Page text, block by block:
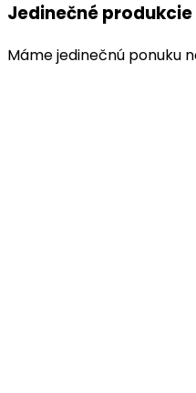
Jedinečné produkcie
Máme jedinečnú ponuku